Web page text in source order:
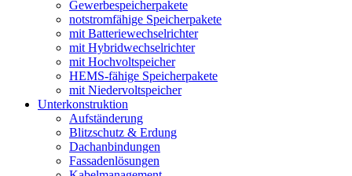
Gewerbespeicherpakete
notstromfähige Speicherpakete
mit Batteriewechselrichter
mit Hybridwechselrichter
mit Hochvoltspeicher
HEMS-fähige Speicherpakete
mit Niedervoltspeicher
Unterkonstruktion
Aufständerung
Blitzschutz & Erdung
Dachanbindungen
Fassadenlösungen